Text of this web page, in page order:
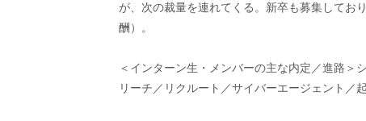
が、次の裁量を連れてくる。新卒も募集してお
酬）。
＜インターン生・メンバーの主な内定／進路＞
リーチ／リクルート／サイバーエージェント／